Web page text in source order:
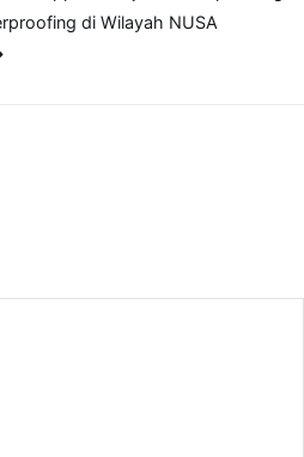
di Wilayah NUSA